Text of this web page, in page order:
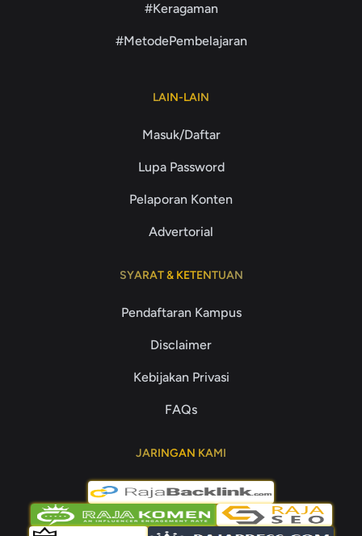
#Keragaman
#MetodePembelajaran
LAIN-LAIN
Masuk/Daftar
Lupa Password
Pelaporan Konten
Advertorial
SYARAT & KETENTUAN
Pendaftaran Kampus
Disclaimer
Kebijakan Privasi
FAQs
JARINGAN KAMI